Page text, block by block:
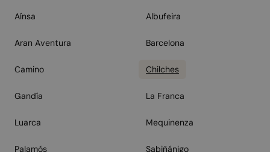
Aínsa
Albufeira
Aran Aventura Barcelona
Camino Chilches
Gandía La Franca
Luarca Mequinenza
Palamós Sabiñánigo